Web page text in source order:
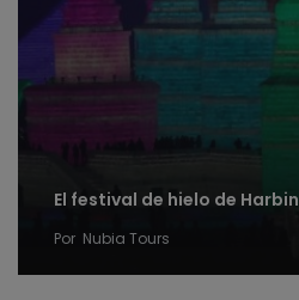
El festival de hielo de Harbin
Por Nubia Tours